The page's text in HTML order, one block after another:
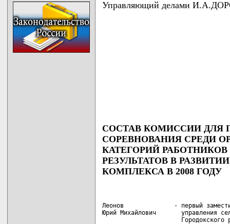
Управляющий делами
СОСТАВ КОМИССИИ ДЛЯ
СОРЕВНОВАНИЯ СРЕДИ
КАТЕГОРИЙ
РЕЗУЛЬТАТОВ В
КОМПЛЕКСА В 2008 ГОДУ
Леонов              - первый
Юрий Михайлович       управления
Городокского